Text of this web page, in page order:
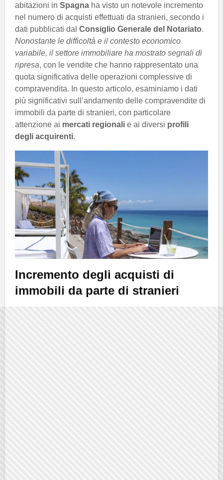
abitazioni in Spagna ha visto un notevole incremento
nel numero di acquisti effettuati da stranieri, secondo i
dati pubblicati dal Consiglio Generale del Notariato.
Nonostante le difficoltà e il contesto economico
variabile, il settore immobiliare ha mostrato segnali di
ripresa, con le vendite che hanno rappresentato una
quota significativa delle operazioni complessive di
compravendita. In questo articolo, esaminiamo i dati
più significativi sull’andamento delle compravendite di
immobili da parte di stranieri, con particolare
attenzione ai mercati regionali e ai diversi profili
degli acquirenti.
Incremento degli acquisti di
immobili da parte di stranieri